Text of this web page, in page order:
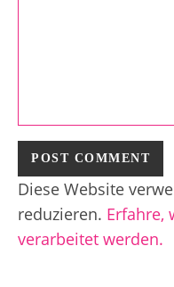
Diese Website
reduzieren. Erfahre,
verarbeitet werden.